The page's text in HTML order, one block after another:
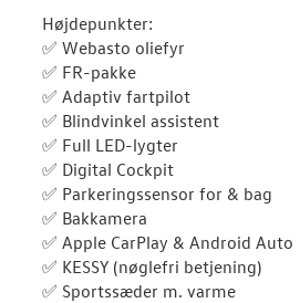
Højdepunkter:
✅ Webasto oliefyr
✅ FR-pakke
✅ Adaptiv fartpilot
✅ Blindvinkel assistent
✅ Full LED-lygter
✅ Digital Cockpit
✅ Parkeringssensor for & bag
✅ Bakkamera
✅ Apple CarPlay & Android Auto
✅ KESSY (nøglefri betjening)
✅ Sportssæder m. varme